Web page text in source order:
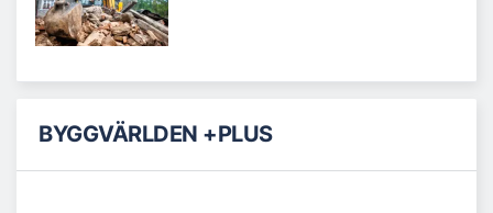
BYGGVÄRLDEN +PLUS